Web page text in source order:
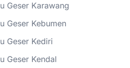
Geser Karawang
Geser Kebumen
Geser Kediri
Geser Kendal